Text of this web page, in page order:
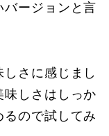
バージョンと言
さに感じまし
味しさはしっか
るので試してみ